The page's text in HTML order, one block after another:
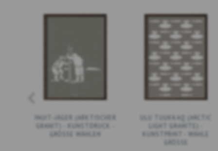
INUIT-JÄGER (ARKTISCHER
GRANIT) - KUNSTDRUCK -
GRÖSSE WÄHLEN
ULU TUUKKAQ (ARCTIC
LIGHT GRANITE) -
KUNSTPRINT - WÄHLE
GRÖSSE